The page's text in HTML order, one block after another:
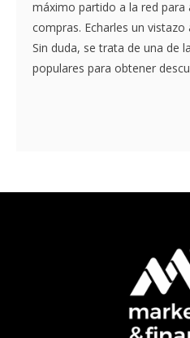
máximo partido a la red para
compras. Echarles un
Sin duda, se trata de una de
populares para obtener